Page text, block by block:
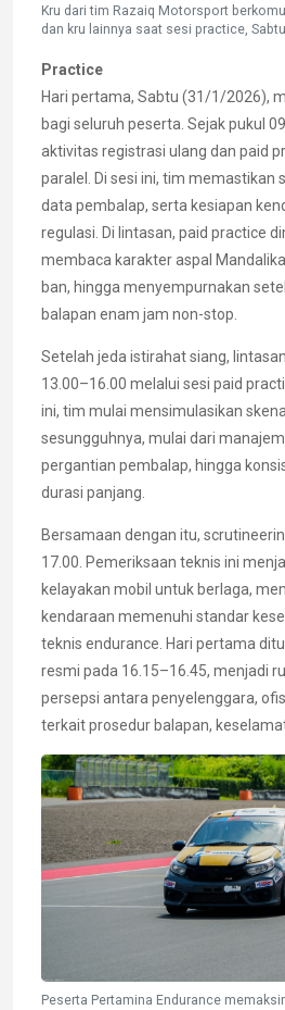
Kru dari tim Razaiq Motorsport
dan kru lainnya saat sesi practice,
Practice
Hari pertama, Sabtu (31/1/2026),
bagi seluruh peserta. Sejak pukul
aktivitas registrasi ulang dan paid
paralel. Di sesi ini, tim memastikan
data pembalap, serta kesiapan
regulasi. Di lintasan, paid practice
membaca karakter aspal
ban, hingga menyempurnakan
balapan enam jam non-stop.
Setelah jeda istirahat siang,
13.00–16.00 melalui sesi paid
ini, tim mulai mensimulasikan
sesungguhnya, mulai dari
pergantian pembalap, hingga
durasi panjang.
Bersamaan dengan itu,
17.00. Pemeriksaan teknis ini
kelayakan mobil untuk berlaga,
kendaraan memenuhi standar
teknis endurance. Hari pertama
resmi pada 16.15–16.45, menjadi
persepsi antara penyelenggara,
terkait prosedur balapan,
Peserta Pertamina Endurance